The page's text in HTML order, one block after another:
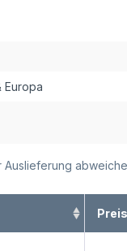
Europa
Preis